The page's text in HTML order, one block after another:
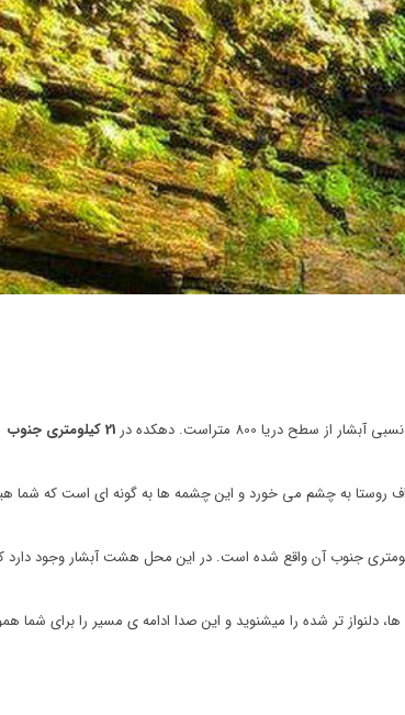
دریا 800 متراست. دهکده در
21 کیلومتری جنوب
روستا به چشم می خورد و این چشمه ها به گونه ای است که شما
مینودشت قرار دارد کوه نه شاه در یک کیلومتری جنوب آن واقع شده است. در این محل هشت آبشار وجود
در برخورد با سنگ ها، دلنواز تر شده را میشنوید و این صدا ادامه ی مسیر را برای